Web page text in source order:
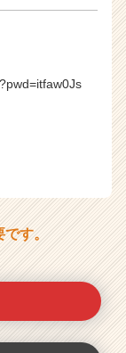
す。